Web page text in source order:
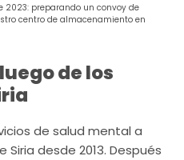
2023: preparando un convoy de
centro de almacenamiento en
de los
de salud mental a
desde 2013. Después